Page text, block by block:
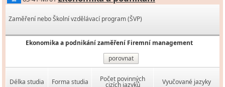
Zaměření nebo Školní vzdělávací program (ŠVP)
Ekonomika a podnikání zaměření Firemní management
porovnat
Délka studia Forma studia Počet povinných
cizích jazyků Vyučované jazyky